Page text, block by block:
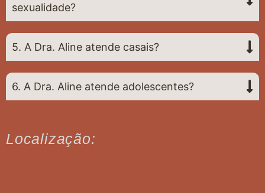
sexualidade?
5. A Dra. Aline atende casais?
6. A Dra. Aline atende adolescentes?
Localização: